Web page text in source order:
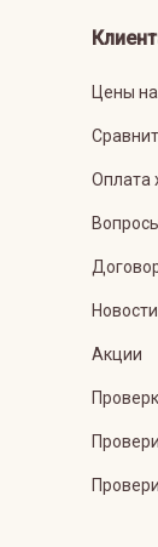
Цены
Оплата
Новости
Акции